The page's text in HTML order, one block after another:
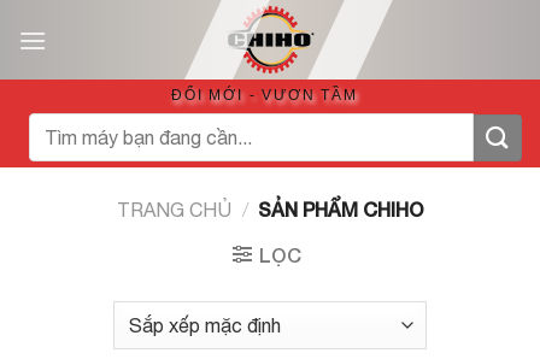
qua
ĐỔI MỚI - VƯƠN TẦM
Tìm
kiếm:
TRANG CHỦ / SẢN PHẨM CHIHO
LỌC